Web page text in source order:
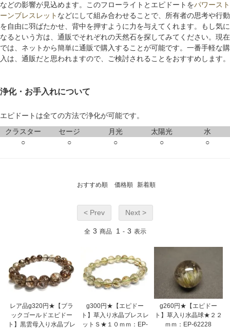
などの影響が見込めます。このフローライトとエピドートをパワースト
ーンブレスレット などにして組み合わせることで、所有者の思考や行動
を自由に羽ばたかせ、背中を押すように力を与えてくれます。もし気に
なるという方は、通販でそれぞれの天然石を探してみてください。現在
では、ネットから簡単に通販で購入することが可能です。一番手軽な購
入は、通販だと思われますので、ご検討されることをおすすめします。
浄化・お手入れについて
エピドートは全ての方法で浄化が可能です。
クラスター
セージ 月光 太陽光
水
○
○ ○ ○ ○
おすすめ順 価格順 新着順
< Prev Next >
全 3 商品 1 - 3 表示
レア品g320円★【ブラ
ックゴールドエピドー
ト】黒雲母入り水晶ブレ
g300円★【エピドー
ト】草入り水晶ブレスレ
ットＳ★１０ｍｍ：EP-
g260円★【エピドー
ト】草入り水晶球★２２
ｍｍ：EP-62228